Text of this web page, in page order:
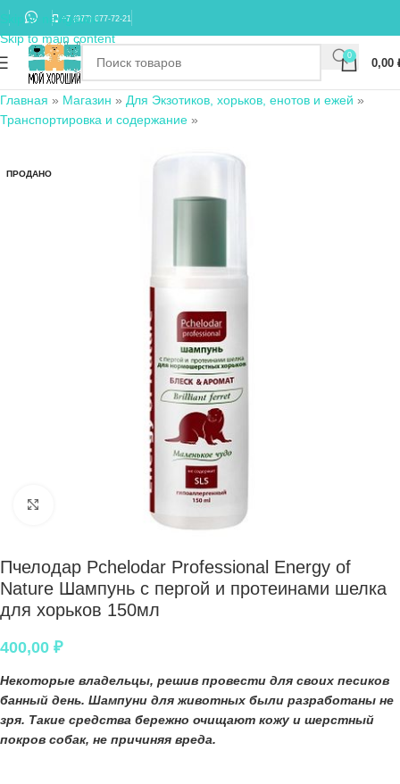
Skip to navigation
Skip to main content
+7 (977) 677-72-21
0
0,00
Главная » Магазин » Для Экзотиков, хорьков, енотов и ежей »
Транспортировка и содержание »
ПРОДАНО
Нажмите, чтобы увеличить
Пчелодар Pchelodar Professional Energy of
Nature Шампунь с пергой и протеинами шелка
для хорьков 150мл
400,00 ₽
Некоторые владельцы, решив провести для своих песиков
банный день. Шампуни для животных были разработаны не
зря. Такие средства бережно очищают кожу и шерстный
покров собак, не причиняя вреда.